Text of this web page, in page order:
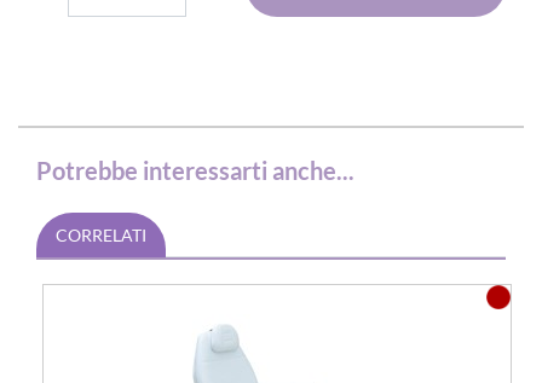
Potrebbe interessarti anche...
CORRELATI